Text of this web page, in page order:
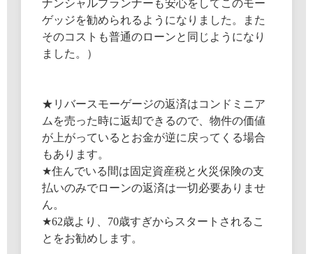
ナンシャルプランナーも安心をしてこのモー
ゲッジを勧められるようになりました。また
そのコストも普通のローンと同じようになり
ました。）
★リバースモーゲージの返済はコンドミニア
ムを売った時に返却できるので、物件の価値
が上がっているとお金が逆に戻ってくる場合
もあります。
★住んでいる間は固定資産税と火災保険の支
払いのみでローンの返済は一切必要ありませ
ん。
★62歳より、70歳すぎからスタートされるこ
とをお勧めします。